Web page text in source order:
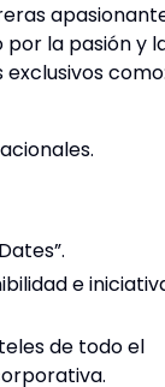
la pasión y
e
de todo el